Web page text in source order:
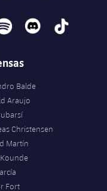
discord tiktok
Balde
Araujo
Christensen
Martín
Fort